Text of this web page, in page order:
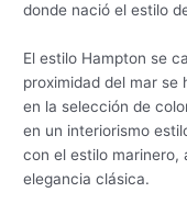
donde nació el estilo
El estilo Hampton se
proximidad del mar
en la selección de
en un interiorismo
con el estilo marinero,
elegancia clásica.